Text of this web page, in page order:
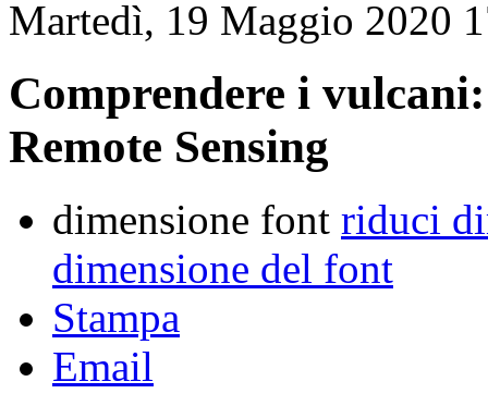
Martedì, 19 Maggio 2020
Comprendere i
Remote Sensing
dimensione font riduci
dimensione del font
Stampa
Email